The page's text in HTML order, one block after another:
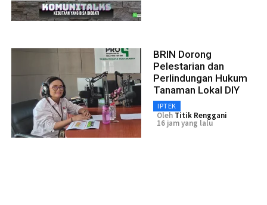
BRIN Dorong
Pelestarian dan
Perlindungan Hukum
Tanaman Lokal DIY
IPTEK
Oleh Titik Renggani
16 jam yang lalu